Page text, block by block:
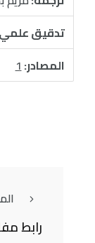
تدقيق
المصادر:1
رابط